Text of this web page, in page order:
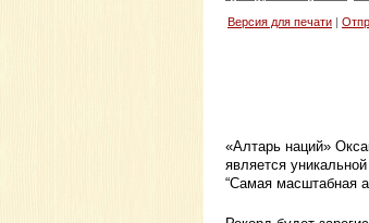
Версия для печати
«Алтарь наций»
является
“Самая масштабная